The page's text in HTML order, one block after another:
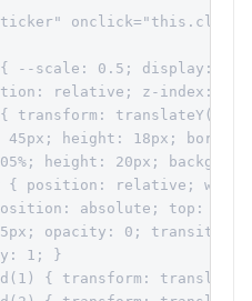
--scale: 0.5; display:
relative; z-index:
transform: translateY(-
45px; height: 18px;
height: 20px;
{ position: relative;
absolute; top: -
opacity: 0;
1; }
{ transform: